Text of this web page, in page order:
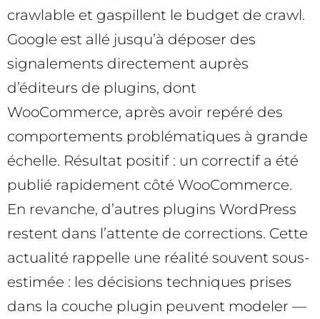
crawlable et gaspillent le budget de crawl.
Google est allé jusqu’à déposer des
signalements directement auprès
d’éditeurs de plugins, dont
WooCommerce, après avoir repéré des
comportements problématiques à grande
échelle. Résultat positif : un correctif a été
publié rapidement côté WooCommerce.
En revanche, d’autres plugins WordPress
restent dans l’attente de corrections. Cette
actualité rappelle une réalité souvent sous-
estimée : les décisions techniques prises
dans la couche plugin peuvent modeler —